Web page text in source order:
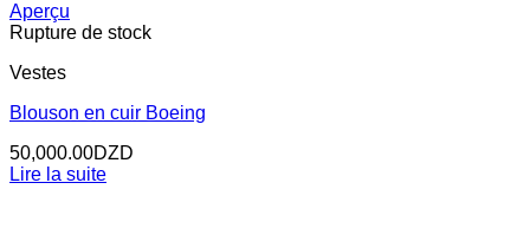
Aperçu
Rupture de stock
Vestes
Blouson en cuir Boeing
50,000.00DZD
Lire la suite